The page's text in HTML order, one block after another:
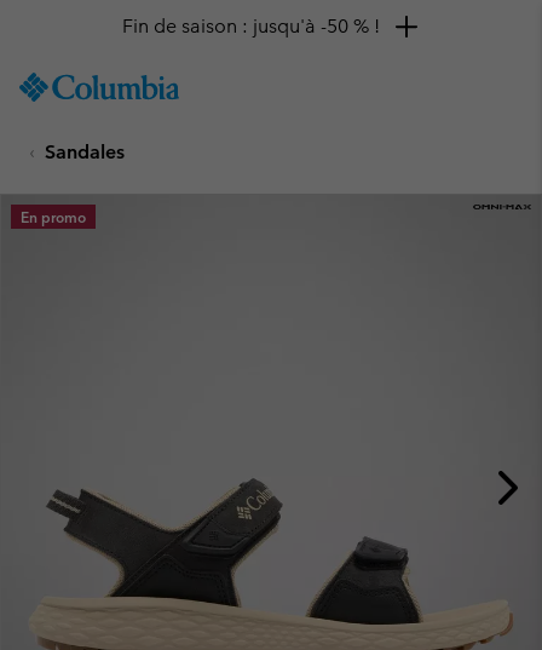
TO
SKIP
MAIN
NAV
Fin de saison : jusqu'à -50 % !
Sandales
En promo